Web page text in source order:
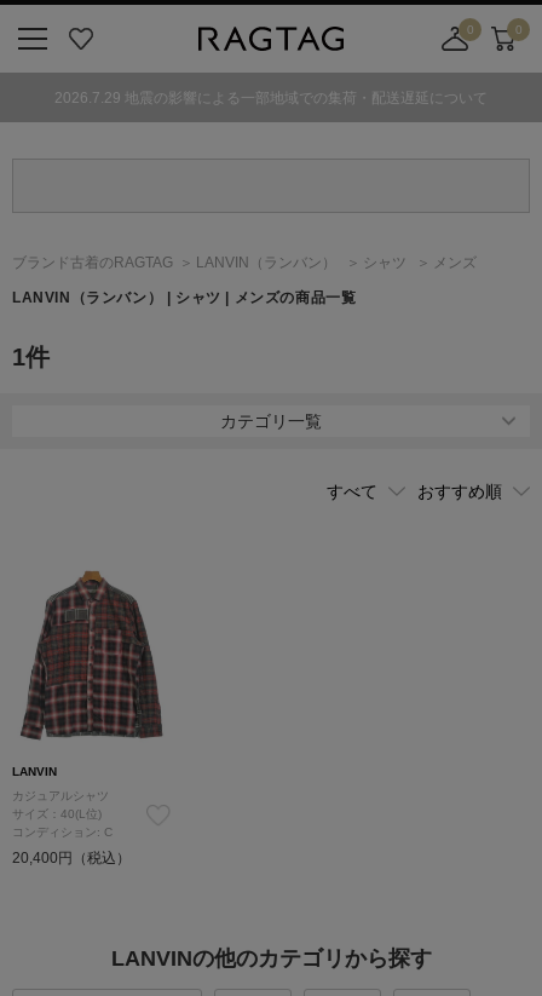
気
0
舗
カ
ト
0
2026.7.29 地震の影響による一部地域での集荷・配送遅延について
ブランド古着のRAGTAG LANVIN （ランバン） シャツ メンズ
LANVIN （ランバン） | シャツ | メンズの商品一覧
1件
カテゴリ一覧
LANVIN
カジュアルシャツ
サイズ：40(L位)
コンディション: C
20,400円（税込）
LANVINの他のカテゴリから探す